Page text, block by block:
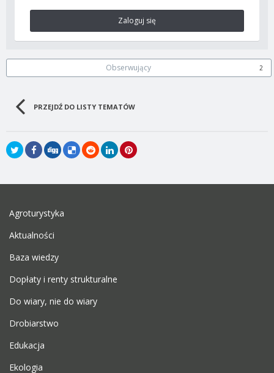
Zaloguj się
Obserwujący 2
PRZEJDŹ DO LISTY TEMATÓW
Agroturystyka
Aktualności
Baza wiedzy
Dopłaty i renty strukturalne
Do wiary, nie do wiary
Drobiarstwo
Edukacja
Ekologia